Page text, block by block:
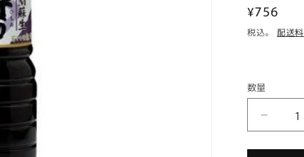
通
常
¥756
税込。 配送料
数
数量